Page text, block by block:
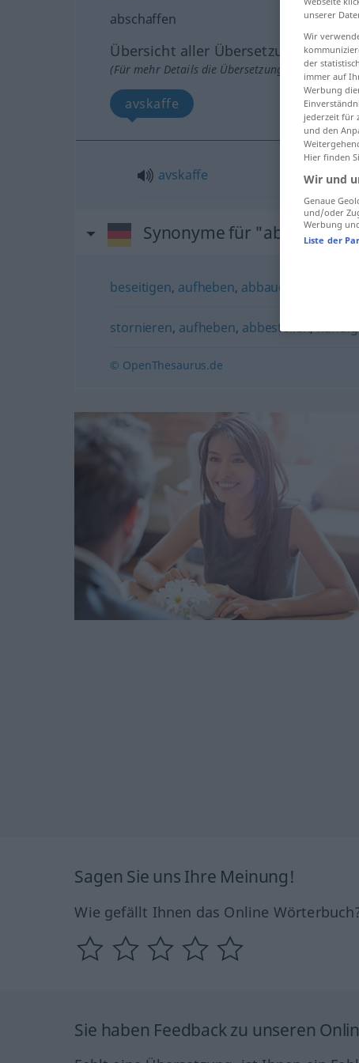
abschaffen
Übersicht aller Übersetzungen
(Für mehr Details die Übersetzung anklicken/
avskaffe
avskaffe
Synonyme für "abschaffen"
beseitigen, aufheben, abbauen
stornieren, aufheben, abbestellen,
© OpenThesaurus.de
Sagen Sie uns Ihre Meinung!
Wie gefällt Ihnen das Online
Sie haben Feedback zu unseren
unserer
Wir
der
immer auf
Werbung
jederzeit für
und den
Hier finden
Wir und
Genaue
und/oder
Werbung
Liste der